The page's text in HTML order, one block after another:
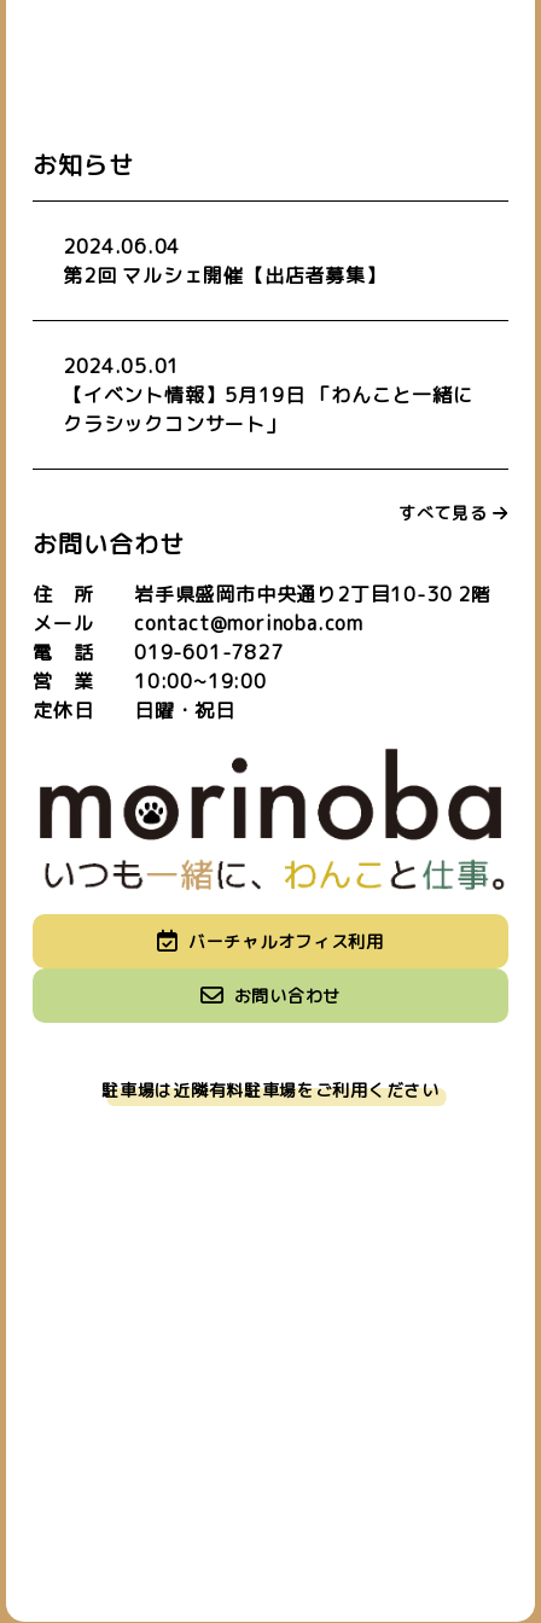
私たちについて
about us
space
バーチャルオフィス
virtual office
お知らせ
blog
お知らせ
2024.06.04
第2回 マルシェ開催【出店者募集】
2024.05.01
【イベント情報】5月19日 「わんこと一緒に
クラシックコンサート」
すべて見る
お問い合わせ
住 所 岩手県盛岡市中央通り2丁目10-30 2階
メール contact@morinoba.com
電 話 019-601-7827
営 業 10:00~19:00
定休日 日曜・祝日
バーチャルオフィス利用
お問い合わせ
駐車場は近隣有料駐車場をご利用ください